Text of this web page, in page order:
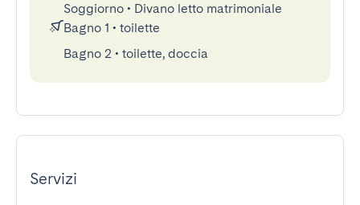
Soggiorno • Divano letto matrimoniale
Bagno 1 • toilette
Bagno 2 • toilette, doccia
Servizi